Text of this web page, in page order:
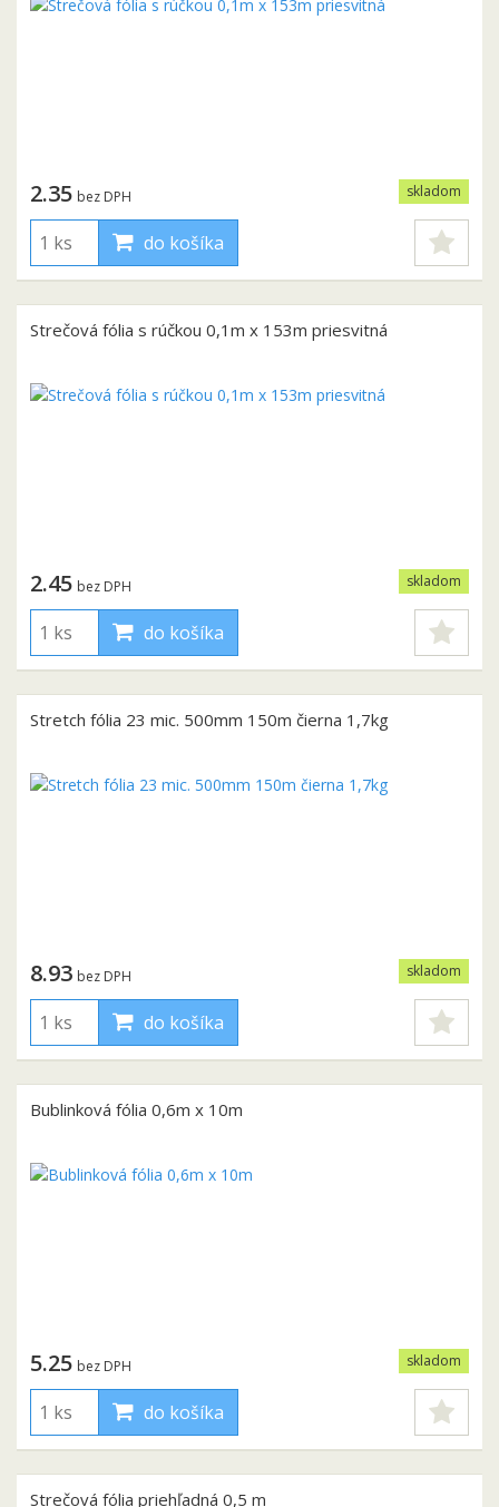
skladom
2.35 bez DPH
do košíka
Strečová fólia s rúčkou 0,1m x 153m priesvitná
skladom
2.45 bez DPH
do košíka
Stretch fólia 23 mic. 500mm 150m čierna 1,7kg
skladom
8.93 bez DPH
do košíka
Bublinková fólia 0,6m x 10m
skladom
5.25 bez DPH
do košíka
Strečová fólia priehľadná 0,5 m